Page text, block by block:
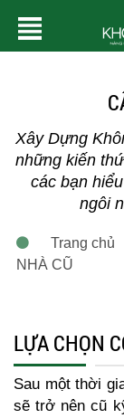
Xây Dựng
những kiến
các bạn
ngôi
Trang chủ
NHÀ CŨ
LỰA CHỌN
Sau một thời
sẽ trở nên cũ